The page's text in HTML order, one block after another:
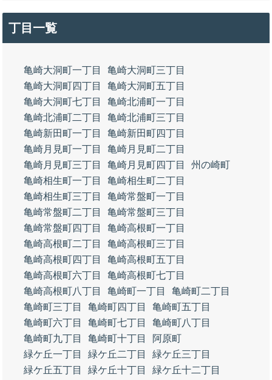
丁目一覧
亀崎大洞町一丁目
亀崎大洞町三丁目
亀崎大洞町四丁目
亀崎大洞町五丁目
亀崎大洞町七丁目
亀崎北浦町一丁目
亀崎北浦町二丁目
亀崎北浦町三丁目
亀崎新田町一丁目
亀崎新田町四丁目
亀崎月見町一丁目
亀崎月見町二丁目
亀崎月見町三丁目
亀崎月見町四丁目
州の崎町
亀崎相生町一丁目
亀崎相生町二丁目
亀崎相生町三丁目
亀崎常盤町一丁目
亀崎常盤町二丁目
亀崎常盤町三丁目
亀崎常盤町四丁目
亀崎高根町一丁目
亀崎高根町二丁目
亀崎高根町三丁目
亀崎高根町四丁目
亀崎高根町五丁目
亀崎高根町六丁目
亀崎高根町七丁目
亀崎高根町八丁目
亀崎町一丁目
亀崎町二丁目
亀崎町三丁目
亀崎町四丁目
亀崎町五丁目
亀崎町六丁目
亀崎町七丁目
亀崎町八丁目
亀崎町九丁目
亀崎町十丁目
阿原町
緑ケ丘一丁目
緑ケ丘二丁目
緑ケ丘三丁目
緑ケ丘五丁目
緑ケ丘十丁目
緑ケ丘十二丁目